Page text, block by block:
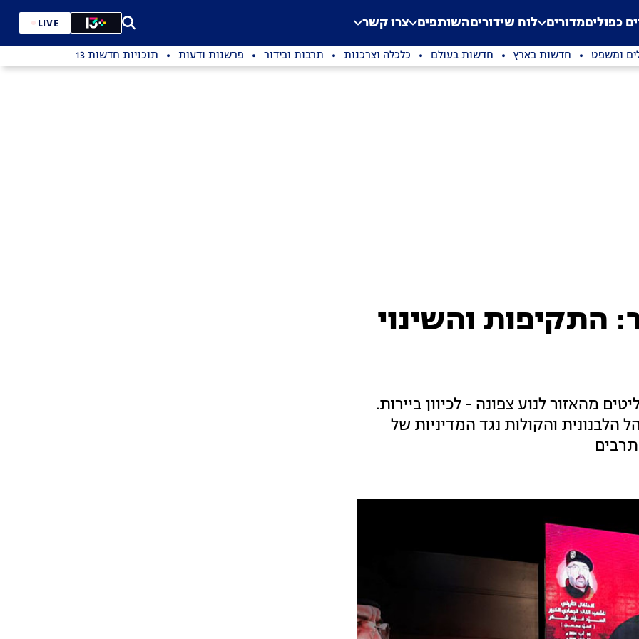
Application error: a
. כפוליםמדורים לוח שידוריםהשותפים צרו קשר LIVE
ומשפט חדשות בארץ חדשות בעולם כלכלה וצרכנות תרבות ובידור פרשנות ודעות תוכניות חדשות 13
התקיפות והשינוי
מהאזור לנוע צפונה - לכיוון ביירות.
והקולות נגד המדיניות של